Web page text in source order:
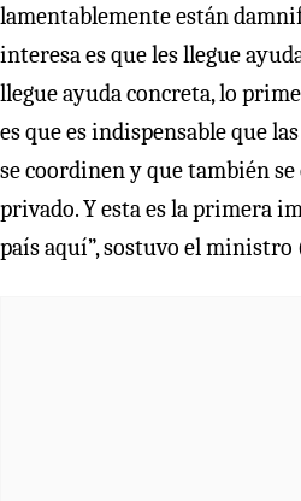
lamentablemente están
interesa es que les llegue
llegue ayuda concreta, lo
es que es indispensable que
se coordinen y que también
privado. Y esta es la primera
país aquí”, sostuvo el ministro